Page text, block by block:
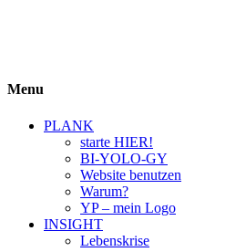
Menu
PLANK
starte HIER!
BI-YOLO-GY
Website benutzen
Warum?
YP – mein Logo
INSIGHT
Lebenskrise